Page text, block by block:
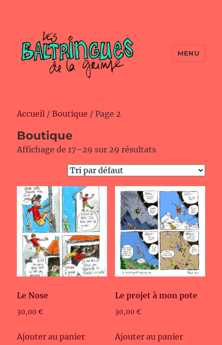
MENU
Accueil /Boutique / Page 2
Boutique
Affichage de 17–29 sur 29 résultats
Le Nose
30,00€
Ajouter au panier
Le projet à mon pote
30,00 €
Ajouter au panier